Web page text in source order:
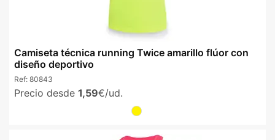
Camiseta técnica running Twice amarillo flúor con
diseño deportivo
Ref: 80843
Precio desde 1,59€/ud.